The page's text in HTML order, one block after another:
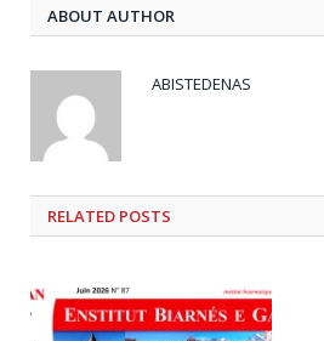
ABOUT AUTHOR
ABISTEDENAS
RELATED POSTS